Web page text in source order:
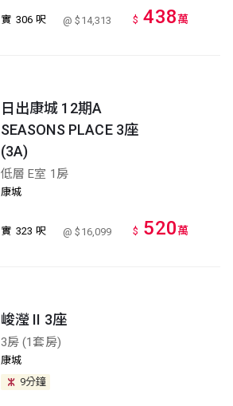
實 306 呎 @ $14,313 $ 438萬
日出康城 12期A
SEASONS PLACE 3座
(3A)
低層 E室 1房
康城
實 323 呎 @ $16,099 $ 520萬
峻瀅 II 3座
3房 (1套房)
康城
9分鐘